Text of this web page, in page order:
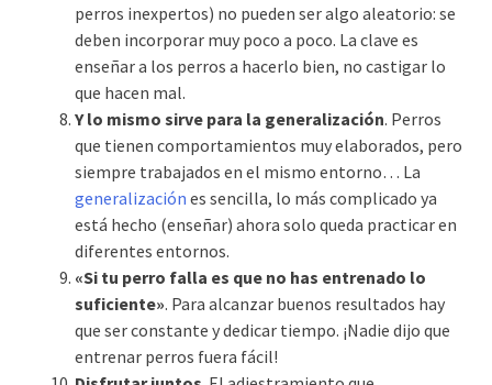
perros inexpertos) no pueden ser algo aleatorio: se
deben incorporar muy poco a poco. La clave es
enseñar a los perros a hacerlo bien, no castigar lo
que hacen mal.
Y lo mismo sirve para la generalización. Perros
que tienen comportamientos muy elaborados, pero
siempre trabajados en el mismo entorno… La
generalización es sencilla, lo más complicado ya
está hecho (enseñar) ahora solo queda practicar en
diferentes entornos.
«Si tu perro falla es que no has entrenado lo
suficiente». Para alcanzar buenos resultados hay
que ser constante y dedicar tiempo. ¡Nadie dijo que
entrenar perros fuera fácil!